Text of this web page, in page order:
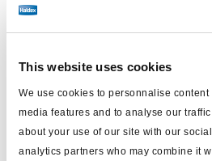
This website uses cookies
We use cookies to personnalise
media features and to analyse our
about your use of our site with our
analytics partners who may combine it
type
course (mm) 75
filetage de la tige